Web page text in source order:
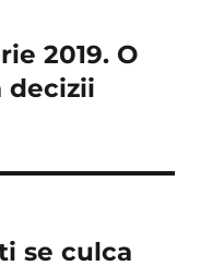
2019. O
decizii
se culca